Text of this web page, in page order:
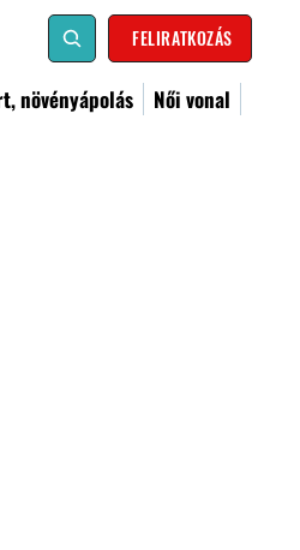
FELIRATKOZÁS
növényápolás
Női vonal